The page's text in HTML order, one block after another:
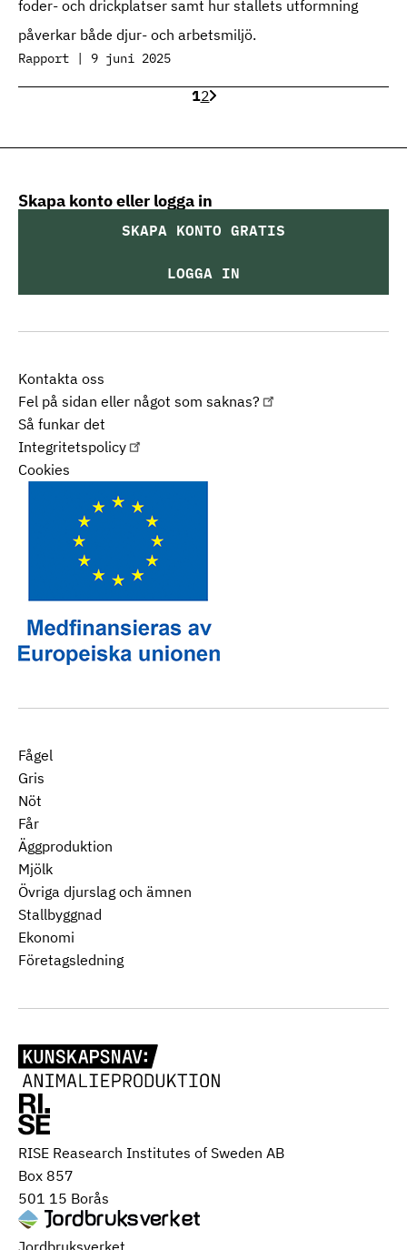
foder- och drickplatser samt hur stallets utformning
påverkar både djur- och arbetsmiljö.
Rapport | 9 juni 2025
12
RISE Reasearch Institutes of Sweden AB
Box 857
501 15 Borås
Jordbruksverket
Fågel
Gris
Nöt
Får
Äggproduktion
Mjölk
Övriga djurslag och ämnen
Stallbyggnad
Ekonomi
Företagsledning
Kontakta oss
Fel på sidan eller något som saknas?
Så funkar det
Integritetspolicy
Cookies
Skapa konto eller logga in
SKAPA KONTO GRATIS
LOGGA IN